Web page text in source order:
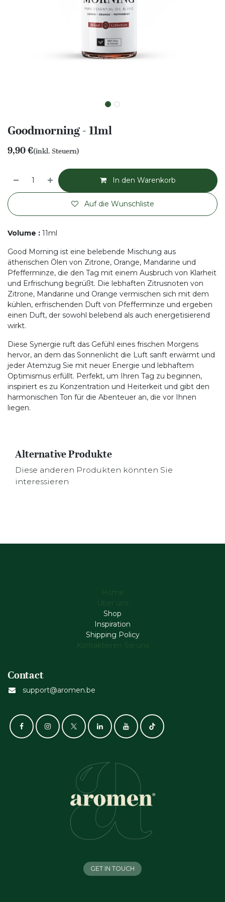
Goodmorning - 11ml
9,90€(inkl. Steuern)
In den Warenkorb
Auf die Wunschliste
Volume : 11ml
Good Morning ist eine belebende Mischung aus
ätherischen Ölen von Zitrone, Orange, Mandarine und
Pfefferminze, die den Tag mit einem Ausbruch von Klarheit
und Erfrischung begrüßt. Die lebhaften Zitrusnoten von
Zitrone, Mandarine und Orange vermischen sich mit dem
kühlen, erfrischenden Duft von Pfefferminze und ergeben
einen Duft, der sowohl belebend als auch energetisierend
wirkt.
Diese Synergie ruft das Gefühl eines frischen Morgens
hervor, an dem das Sonnenlicht die Luft sanft erwärmt und
jeder Atemzug Sie mit neuer Energie und lebhaftem
Optimismus erfüllt. Perfekt, um Ihren Tag zu beginnen,
inspiriert es zu Konzentration und Heiterkeit und gibt den
harmonischen Ton für die Abenteuer an, die vor Ihnen
liegen.
Alternative Produkte
Diese anderen Produkten könnten Sie
interessieren
Home
Über uns
Shop
Inspiration
Shipping Policy
Kontaktieren Sie uns
Contact
support@aromen.be
GET IN TOUCH